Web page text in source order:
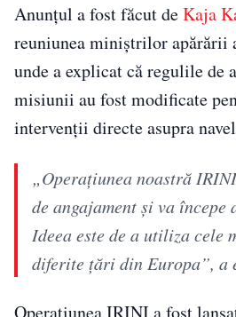
Anunțul a fost făcut deKaja
reuniunea miniștrilor apărării
unde a explicat că regulile de
misiunii au fost modificate
intervenții directe asupra
„Operațiunea noastră
de angajament și va începe
Ideea este de a utiliza cele
diferite țări din Europa”, a
Operațiunea IRINI a fost